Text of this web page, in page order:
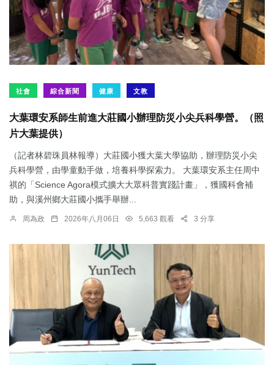
社會 綜合新聞 健康 文教
大葉環安系師生前進大莊國小辦理防災小尖兵科學營。（照
片大葉提供）
（記者林碧珠員林報導）大莊國小獲大葉大學協助，辦理防災小尖
兵科學營，由學童動手做，培養科學探索力。 大葉環安系主任周中
祺的「Science Agora模式擴大大眾科普實踐計畫」，獲國科會補
助，與溪州鄉大莊國小攜手舉辦...
周為政 2026年八月06日 5,663 觀看 3 分享